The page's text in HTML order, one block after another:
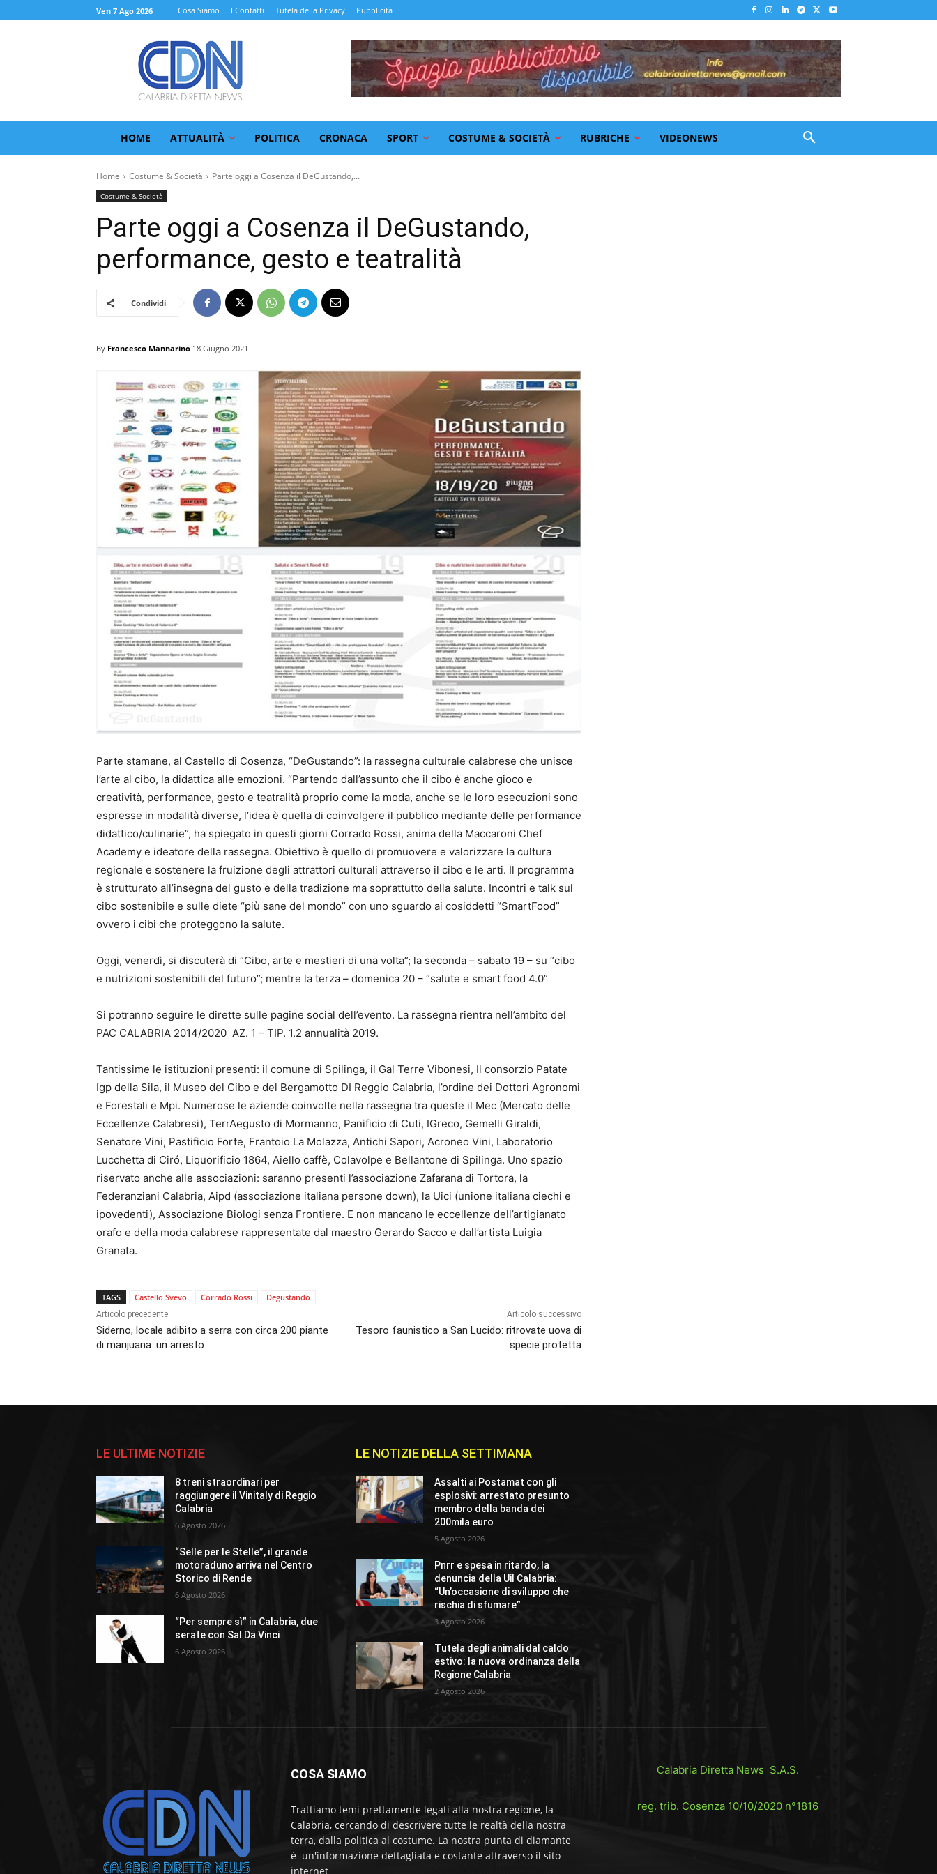
Ven 7 Ago 2026 Cosa Siamo I Contatti Tutela della Privacy Pubblicità
HOME ATTUALITÀ POLITICA CRONACA SPORT COSTUME & SOCIETÀ RUBRICHE VIDEONEWS
Home Costume & Società Parte oggi a Cosenza il DeGustando,...
Costume & Società
Parte oggi a Cosenza il DeGustando,
performance, gesto e teatralità
Condividi
By Francesco Mannarino 18 Giugno 2021
Parte stamane, al Castello di Cosenza, “DeGustando”: la rassegna culturale calabrese che unisce
l’arte al cibo, la didattica alle emozioni. “Partendo dall’assunto che il cibo è anche gioco e
creatività, performance, gesto e teatralità proprio come la moda, anche se le loro esecuzioni sono
espresse in modalità diverse, l’idea è quella di coinvolgere il pubblico mediante delle performance
didattico/culinarie”, ha spiegato in questi giorni Corrado Rossi, anima della Maccaroni Chef
Academy e ideatore della rassegna. Obiettivo è quello di promuovere e valorizzare la cultura
regionale e sostenere la fruizione degli attrattori culturali attraverso il cibo e le arti. Il programma
è strutturato all’insegna del gusto e della tradizione ma soprattutto della salute. Incontri e talk sul
cibo sostenibile e sulle diete “più sane del mondo” con uno sguardo ai cosiddetti “SmartFood”
ovvero i cibi che proteggono la salute.
Oggi, venerdì, si discuterà di “Cibo, arte e mestieri di una volta”; la seconda – sabato 19 – su “cibo
e nutrizioni sostenibili del futuro”; mentre la terza – domenica 20 – “salute e smart food 4.0”
Si potranno seguire le dirette sulle pagine social dell’evento. La rassegna rientra nell’ambito del
PAC CALABRIA 2014/2020 AZ. 1 – TIP. 1.2 annualità 2019.
Tantissime le istituzioni presenti: il comune di Spilinga, il Gal Terre Vibonesi, Il consorzio Patate
Igp della Sila, il Museo del Cibo e del Bergamotto DI Reggio Calabria, l’ordine dei Dottori Agronomi
e Forestali e Mpi. Numerose le aziende coinvolte nella rassegna tra queste il Mec (Mercato delle
Eccellenze Calabresi), TerrAegusto di Mormanno, Panificio di Cuti, IGreco, Gemelli Giraldi,
Senatore Vini, Pastificio Forte, Frantoio La Molazza, Antichi Sapori, Acroneo Vini, Laboratorio
Lucchetta di Ciró, Liquorificio 1864, Aiello caffè, Colavolpe e Bellantone di Spilinga. Uno spazio
riservato anche alle associazioni: saranno presenti l’associazione Zafarana di Tortora, la
Federanziani Calabria, Aipd (associazione italiana persone down), la Uici (unione italiana ciechi e
ipovedenti), Associazione Biologi senza Frontiere. E non mancano le eccellenze dell’artigianato
orafo e della moda calabrese rappresentate dal maestro Gerardo Sacco e dall’artista Luigia
Granata.
TAGS Castello Svevo Corrado Rossi Degustando
Articolo precedente
Siderno, locale adibito a serra con circa 200 piante
di marijuana: un arresto
Articolo successivo
Tesoro faunistico a San Lucido: ritrovate uova di
specie protetta
LE ULTIME NOTIZIE
8 treni straordinari per
raggiungere il Vinitaly di Reggio
Calabria
6 Agosto 2026
“Selle per le Stelle”, il grande
motoraduno arriva nel Centro
Storico di Rende
6 Agosto 2026
“Per sempre sì” in Calabria, due
serate con Sal Da Vinci
6 Agosto 2026
LE NOTIZIE DELLA SETTIMANA
Assalti ai Postamat con gli
esplosivi: arrestato presunto
membro della banda dei
200mila euro
5 Agosto 2026
Pnrr e spesa in ritardo, la
denuncia della Uil Calabria:
“Un’occasione di sviluppo che
rischia di sfumare”
3 Agosto 2026
Tutela degli animali dal caldo
estivo: la nuova ordinanza della
Regione Calabria
2 Agosto 2026
COSA SIAMO
Trattiamo temi prettamente legati alla nostra regione, la
Calabria, cercando di descrivere tutte le realtà della nostra
terra, dalla politica al costume. La nostra punta di diamante
è un'informazione dettagliata e costante attraverso il sito
internet
Calabria Diretta News S.A.S.
reg. trib. Cosenza 10/10/2020 n°1816